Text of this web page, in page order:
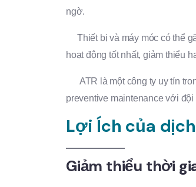
ngờ.
Thiết bị và máy móc có thể
hoạt động tốt nhất, giảm thiểu
ATR là một công ty uy tín
preventive maintenance với
Lợi Ích của
Giảm thiểu thời